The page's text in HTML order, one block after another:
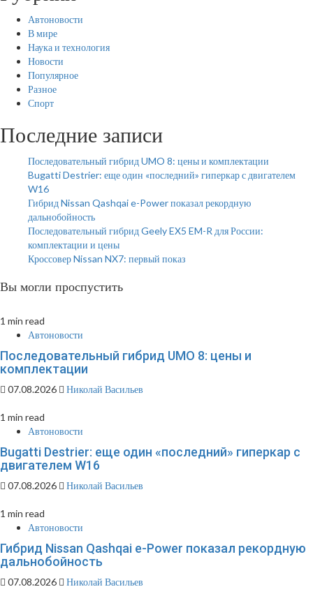
Автоновости
В мире
Наука и технология
Новости
Популярное
Разное
Спорт
Последние записи
Последовательный гибрид UMO 8: цены и комплектации
Bugatti Destrier: еще один «последний» гиперкар с двигателем
W16
Гибрид Nissan Qashqai e-Power показал рекордную
дальнобойность
Последовательный гибрид Geely EX5 EM-R для России:
комплектации и цены
Кроссовер Nissan NX7: первый показ
Вы могли проспустить
1 min read
Автоновости
Последовательный гибрид UMO 8: цены и
комплектации
07.08.2026 Николай Васильев
1 min read
Автоновости
Bugatti Destrier: еще один «последний» гиперкар с
двигателем W16
07.08.2026 Николай Васильев
1 min read
Автоновости
Гибрид Nissan Qashqai e-Power показал рекордную
дальнобойность
07.08.2026 Николай Васильев